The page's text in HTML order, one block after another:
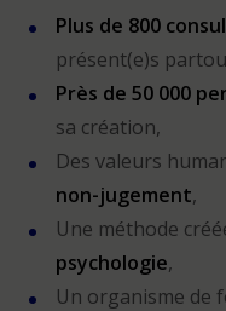
Plus de 800
présent(e)s
Près de 50 000
sa création,
Des valeurs
non-jugement,
Une méthode
psychologie,
Un organisme de